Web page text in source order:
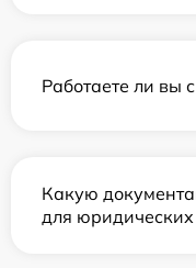
Работаете ли вы
Какую
для юридических